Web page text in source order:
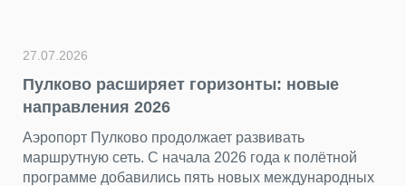
27.07.2026
Пулково расширяет горизонты: новые
направления 2026
Аэропорт Пулково продолжает развивать
маршрутную сеть. С начала 2026 года к полётной
программе добавились пять новых международных